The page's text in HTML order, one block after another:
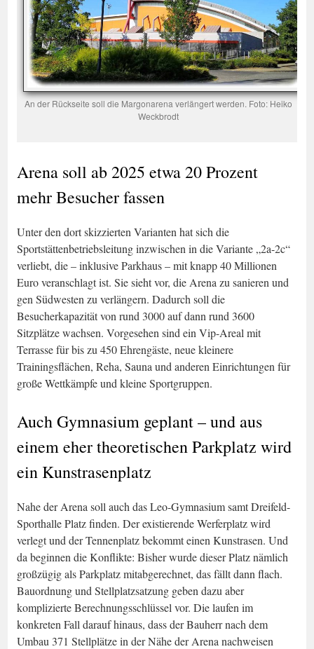
An der Rückseite soll die Margonarena verlängert werden. Foto: Heiko
Weckbrodt
Arena soll ab 2025 etwa 20 Prozent
mehr Besucher fassen
Unter den dort skizzierten Varianten hat sich die
Sportstättenbetriebsleitung inzwischen in die Variante „2a-2c“
verliebt, die – inklusive Parkhaus – mit knapp 40 Millionen
Euro veranschlagt ist. Sie sieht vor, die Arena zu sanieren und
gen Südwesten zu verlängern. Dadurch soll die
Besucherkapazität von rund 3000 auf dann rund 3600
Sitzplätze wachsen. Vorgesehen sind ein Vip-Areal mit
Terrasse für bis zu 450 Ehrengäste, neue kleinere
Trainingsflächen, Reha, Sauna und anderen Einrichtungen für
große Wettkämpfe und kleine Sportgruppen.
Auch Gymnasium geplant – und aus
einem eher theoretischen Parkplatz wird
ein Kunstrasenplatz
Nahe der Arena soll auch das Leo-Gymnasium samt Dreifeld-
Sporthalle Platz finden. Der existierende Werferplatz wird
verlegt und der Tennenplatz bekommt einen Kunstrasen. Und
da beginnen die Konflikte: Bisher wurde dieser Platz nämlich
großzügig als Parkplatz mitabgerechnet, das fällt dann flach.
Bauordnung und Stellplatzsatzung geben dazu aber
komplizierte Berechnungsschlüssel vor. Die laufen im
konkreten Fall darauf hinaus, dass der Bauherr nach dem
Umbau 371 Stellplätze in der Nähe der Arena nachweisen